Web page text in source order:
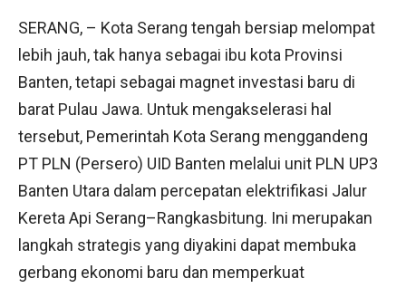
SERANG, – Kota Serang tengah bersiap melompat
lebih jauh, tak hanya sebagai ibu kota Provinsi
Banten, tetapi sebagai magnet investasi baru di
barat Pulau Jawa. Untuk mengakselerasi hal
tersebut, Pemerintah Kota Serang menggandeng
PT PLN (Persero) UID Banten melalui unit PLN UP3
Banten Utara dalam percepatan elektrifikasi Jalur
Kereta Api Serang–Rangkasbitung. Ini merupakan
langkah strategis yang diyakini dapat membuka
gerbang ekonomi baru dan memperkuat